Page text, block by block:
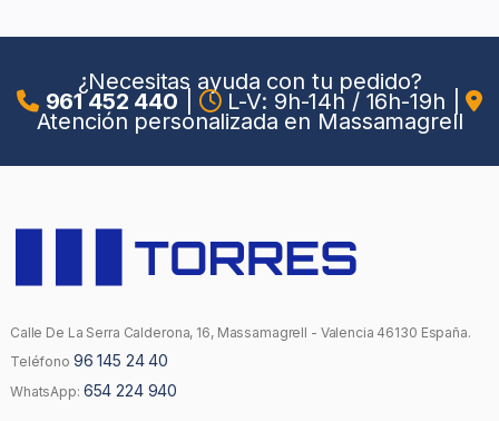
¿Necesitas ayuda con tu pedido?
961 452 440 L-V: 9h-14h / 16h-19h
Atención personalizada en Massamagrell
Calle De La Serra Calderona, 16, Massamagrell - Valencia 46130 España.
Teléfono 96 145 24 40
WhatsApp: 654 224 940